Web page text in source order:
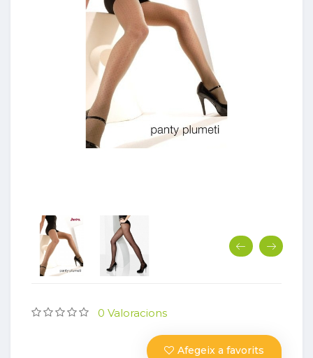
0 Valoracions
Afegeix a favorits